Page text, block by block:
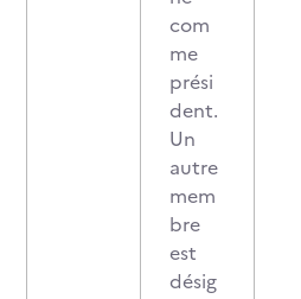
com
me
prési
dent.
Un
autre
mem
bre
est
désig